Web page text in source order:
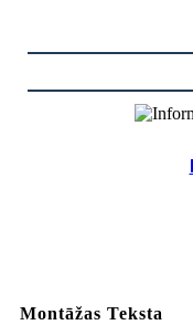
Montāžas Teksta